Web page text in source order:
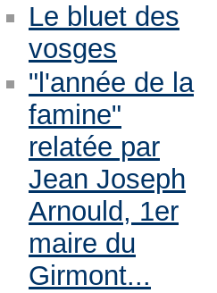
Le bluet des
vosges
"l'année de la
famine"
relatée par
Jean Joseph
Arnould, 1er
maire du
Girmont...